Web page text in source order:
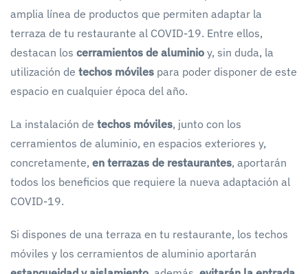
amplia línea de productos que permiten adaptar la
terraza de tu restaurante al COVID-19. Entre ellos,
destacan los cerramientos de aluminio y, sin duda, la
utilización de techos móviles para poder disponer de este
espacio en cualquier época del año.
La instalación de techos móviles, junto con los
cerramientos de aluminio, en espacios exteriores y,
concretamente, en terrazas de restaurantes, aportarán
todos los beneficios que requiere la nueva adaptación al
COVID-19.
Si dispones de una terraza en tu restaurante, los techos
móviles y los cerramientos de aluminio aportarán